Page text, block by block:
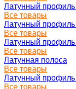
Латунный
Все товары
Латунный
Все товары
Латунный
Все товары
Латунная полоса
Все товары
Латунный профиль
Все товары